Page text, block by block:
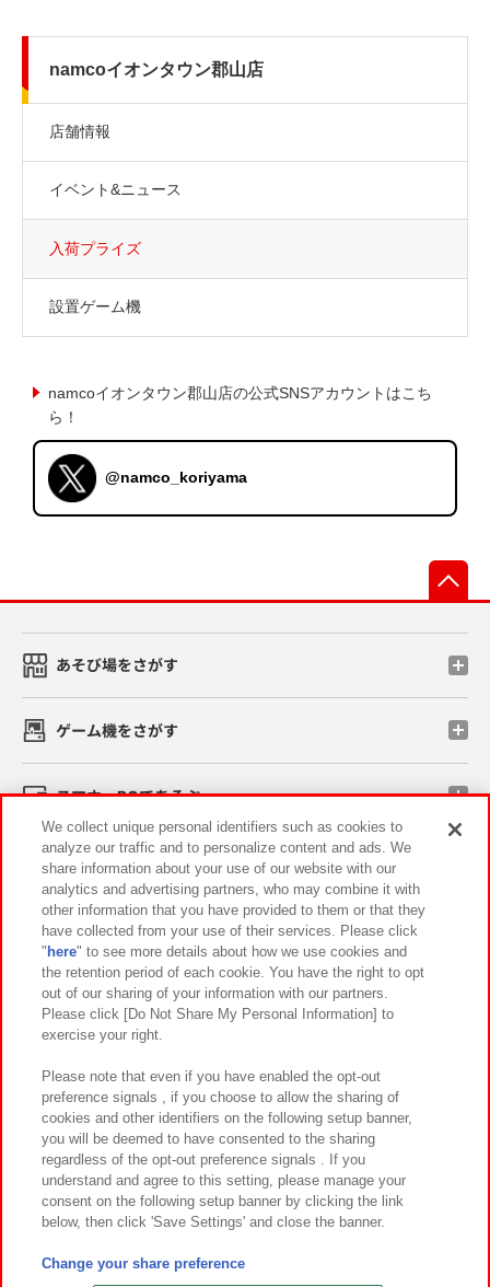
namcoイオンタウン郡山店
店舗情報
イベント&ニュース
入荷プライズ
設置ゲーム機
namcoイオンタウン郡山店の公式SNSアカウントはこち
ら！
@namco_koriyama
あそび場をさがす
ゲーム機をさがす
スマホ・PCであそぶ
イベント・キャンペーン
関連会社 サステナビリティ サイトポリシー
プライバシーポリシー ウェブアクセシビリティ方針と検証結果
お取引先さまとともに
カスタマーハラスメント対応方針 よくあるご質問・お問い合わせ
©Bandai Namco Amusement Inc.
©Bandai Namco Amusement Lab Inc.
We collect unique personal identifiers such as cookies to
analyze our traffic and to personalize content and ads. We
share information about your use of our website with our
analytics and advertising partners, who may combine it with
other information that you have provided to them or that they
have collected from your use of their services. Please click
" here" to see more details about how we use cookies and
the retention period of each cookie. You have the right to opt
out of our sharing of your information with our partners.
Please click [Do Not Share My Personal Information] to
exercise your right.
Please note that even if you have enabled the opt-out
preference signals , if you choose to allow the sharing of
cookies and other identifiers on the following setup banner,
you will be deemed to have consented to the sharing
regardless of the opt-out preference signals . If you
understand and agree to this setting, please manage your
consent on the following setup banner by clicking the link
below, then click 'Save Settings' and close the banner.
Change your share preference